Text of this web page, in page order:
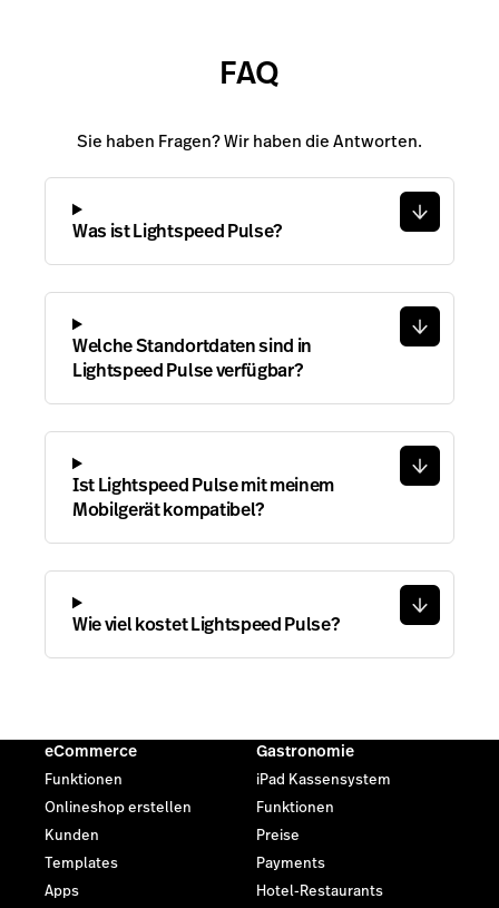
FAQ
Sie haben Fragen? Wir haben die Antworten.
Was ist Lightspeed Pulse?
Welche Standortdaten sind in
Lightspeed Pulse verfügbar?
Ist Lightspeed Pulse mit meinem
Mobilgerät kompatibel?
Wie viel kostet Lightspeed Pulse?
eCommerce
Funktionen
Onlineshop erstellen
Kunden
Templates
Apps
Gastronomie
iPad Kassensystem
Funktionen
Preise
Payments
Hotel-Restaurants